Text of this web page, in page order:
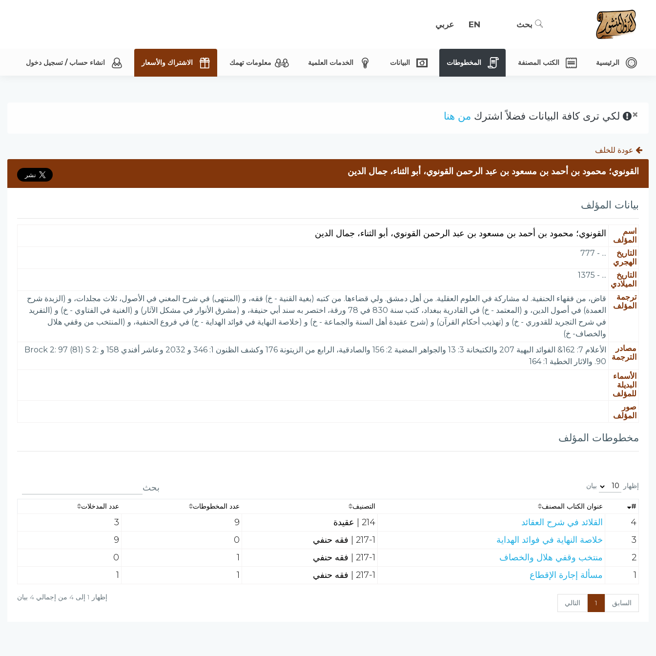
بحث EN عربي
الرئيسية الكتب المصنفة المخطوطات البيانات الخدمات العلمية معلومات تهمك الاشتراك والأسعار انشاء حساب / تسجيل دخول
× لكي ترى كافة البيانات فضلاً اشترك من هنا
عودة للخلف
القونوي؛ محمود بن أحمد بن مسعود بن عبد الرحمن القونوي، أبو الثناء، جمال الدين
بيانات المؤلف
اسم
المؤلف
القونوي؛ محمود بن أحمد بن مسعود بن عبد الرحمن القونوي، أبو الثناء، جمال الدين
التاريخ
الهجري
... - 777
التاريخ
الميلادي
... - 1375
ترجمة
المؤلف
قاض، من فقهاء الحنفية. له مشاركة في العلوم العقلية. من أهل دمشق. ولي قضاءها. من كتبه (بغية القنية - خ) فقه، و (المنتهى) في شرح المغني في الأصول، ثلاث مجلدات، و (الزبدة شرح
العمدة) في أصول الدين، و (المعتمد - خ) في القادرية ببغداد، كتب سنة 830 في 78 ورقة، اختصر به سند أبي حنيفة، و (مشرق الأنوار في مشكل الآثار) و (الغنية في الفتاوي - خ) و (التفريد
في شرح التجريد للقدوري - خ) و (تهذيب أحكام القرآن) و (شرح عقيدة أهل السنة والجماعة - خ) و (خلاصة النهاية في فوائد الهداية - خ) في فروع الحنفية، و (المنتخب من وقفي هلال
والخصاف- خ)
مصادر
الترجمة
الأعلام 7: 162& الفوائد البهية 207 والكتبخانة 3: 13 والجواهر المضية 2: 156 والصادقية، الرابع من الزيتونة 176 وكشف الظنون 1: 346 و 2032 وعاشر أفندي 158 و Brock 2: 97 (81) S 2:
90. والاثار الخطية 1: 164
الأسماء
البديلة
للمؤلف
صور
المؤلف
مخطوطات المؤلف
إظهار بيان بحث
# عنوان الكتاب المصنف التصنيف عدد المخطوطات عدد المدخلات
4 القلائد في شرح العقائد 214 | عقيدة 9
3
3
خلاصة النهاية في فوائد الهداية 217-1 | فقه حنفي 0
9
2
منتخب وقفي هلال والخصاف 217-1 | فقه حنفي 1
0
1
مسألة إجارة الإقطاع 217-1 | فقه حنفي 1
1
إظهار 1 إلى 4 من إجمالي 4 بيان
السابق 1 التالي